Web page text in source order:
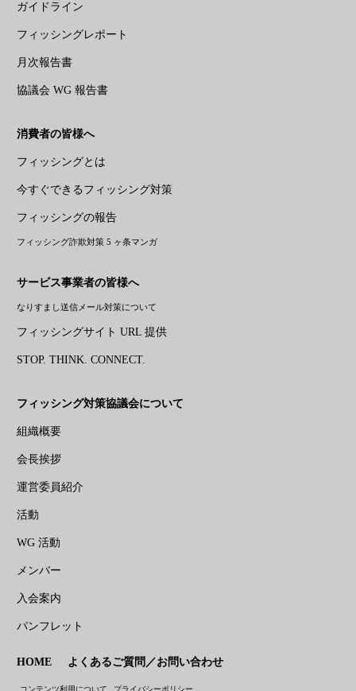
ガイドライン
フィッシングレポート
月次報告書
協議会 WG 報告書
消費者の皆様へ
フィッシングとは
今すぐできるフィッシング対策
フィッシングの報告
フィッシング詐欺対策 5 ヶ条マンガ
サービス事業者の皆様へ
なりすまし送信メール対策について
フィッシングサイト URL 提供
STOP. THINK. CONNECT.
フィッシング対策協議会について
組織概要
会長挨拶
運営委員紹介
活動
WG 活動
メンバー
入会案内
パンフレット
HOME よくあるご質問／お問い合わせ
コンテンツ利用について プライバシーポリシー